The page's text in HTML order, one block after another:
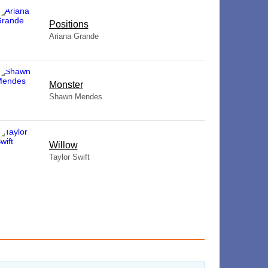
​Positions
Ariana Grande
Monster
Shawn Mendes
Willow
Taylor Swift